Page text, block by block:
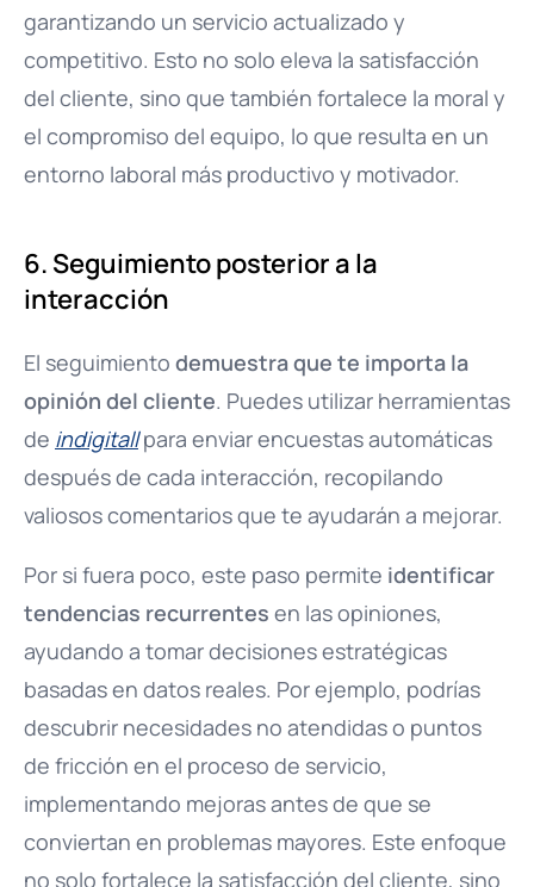
garantizando un servicio actualizado y
competitivo. Esto no solo eleva la satisfacción
del cliente, sino que también fortalece la moral y
el compromiso del equipo, lo que resulta en un
entorno laboral más productivo y motivador.
6. Seguimiento posterior a la
interacción
El seguimiento demuestra que te importa la
opinión del cliente. Puedes utilizar herramientas
de indigitallpara enviar encuestas automáticas
después de cada interacción, recopilando
valiosos comentarios que te ayudarán a mejorar.
Por si fuera poco, este paso permite identificar
tendencias recurrentes en las opiniones,
ayudando a tomar decisiones estratégicas
basadas en datos reales. Por ejemplo, podrías
descubrir necesidades no atendidas o puntos
de fricción en el proceso de servicio,
implementando mejoras antes de que se
conviertan en problemas mayores. Este enfoque
no solo fortalece la satisfacción del cliente, sino